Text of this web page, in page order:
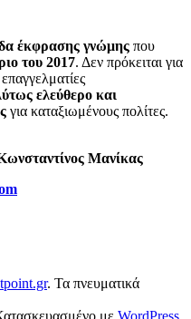
έκφρασης γνώμης που
του 2017. Δεν πρόκειται για
ελεύθερο και
για καταξιωμένους πολίτες.
Μανίκας
. Τα πνευματικά
με WordPress